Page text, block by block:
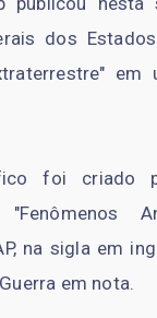
dos
em
foi criado
na sigla em
em nota.